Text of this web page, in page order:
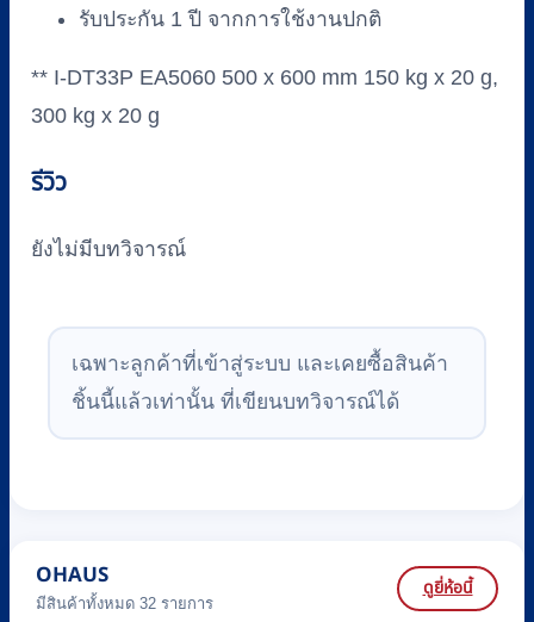
รับประกัน 1 ปี จากการใช้งานปกติ
** I-DT33P EA5060 500 x 600 mm 150 kg x 20 g,
300 kg x 20 g
รีวิว
ยังไม่มีบทวิจารณ์
เฉพาะลูกค้าที่เข้าสู่ระบบ และเคยซื้อสินค้า
ชิ้นนี้แล้วเท่านั้น ที่เขียนบทวิจารณ์ได้
OHAUS
มีสินค้าทั้งหมด 32 รายการ
ดูยี่ห้อนี้